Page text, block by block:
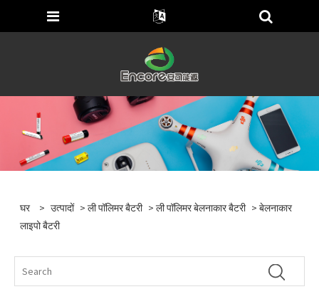
घर > उत्पादों >ली पॉलिमर बैटरी >ली पॉलिमर बेलनाकार बैटरी > बेलनाकार
लाइपो बैटरी